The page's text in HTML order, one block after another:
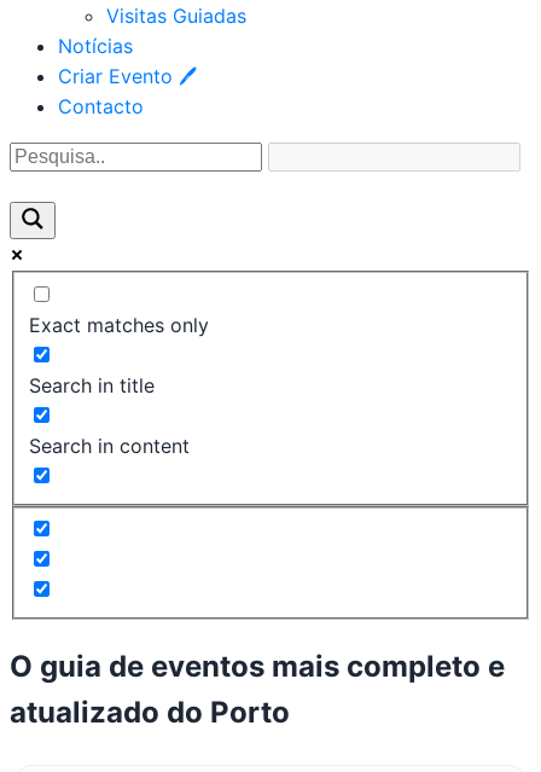
Visitas Guiadas
Notícias
Criar Evento 🖊
Contacto
Exact matches only
Search in title
Search in content
O guia de eventos mais completo e
atualizado do Porto